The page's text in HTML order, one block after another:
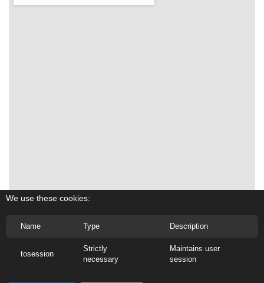
We use these cookies:
Name Type Description
tosession
Strictly
necessary
Maintains user
session